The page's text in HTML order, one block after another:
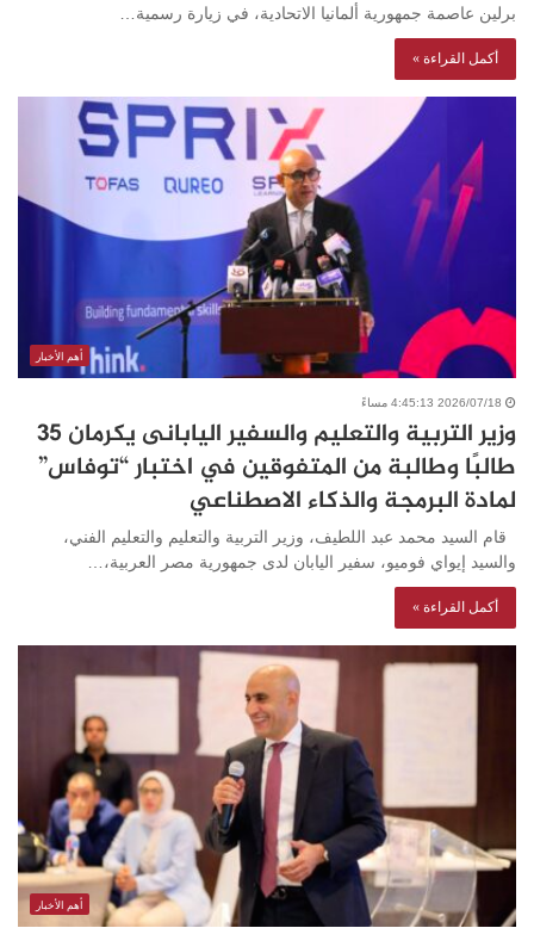
برلين عاصمة جمهورية ألمانيا الاتحادية، في زيارة رسمية…
أكمل القراءة »
أهم الأخبار
2026/07/18 4:45:13 مساءً
وزير التربية والتعليم والسفير اليابانى يكرمان 35
طالبًا وطالبة من المتفوقين في اختبار “توفاس”
لمادة البرمجة والذكاء الاصطناعي
قام السيد محمد عبد اللطيف، وزير التربية والتعليم والتعليم الفني،
والسيد إيواي فوميو، سفير اليابان لدى جمهورية مصر العربية،…
أكمل القراءة »
أهم الأخبار